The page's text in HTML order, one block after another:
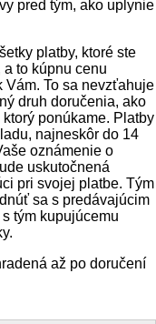
pred tým, ako uplynie
platby, ktoré ste
to kúpnu cenu
Vám. To sa nevzťahuje
druh doručenia, ako
ponúkame. Platby
najneskôr do 14
oznámenie o
uskutočnená
pri svojej platbe. Tým
sa s predávajúcim
tým kupujúcemu
až po doručení